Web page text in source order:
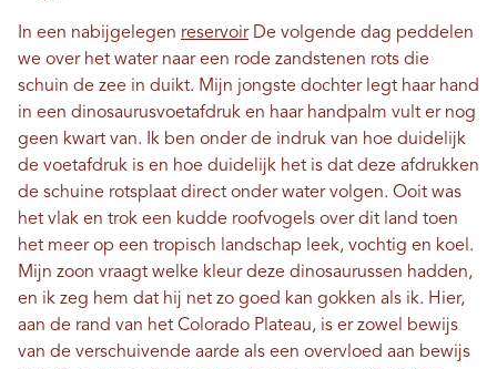
In een nabijgelegen reservoirDe volgende dag peddelen
we over het water naar een rode zandstenen rots die
schuin de zee in duikt. Mijn jongste dochter legt haar hand
in een dinosaurusvoetafdruk en haar handpalm vult er nog
geen kwart van. Ik ben onder de indruk van hoe duidelijk
de voetafdruk is en hoe duidelijk het is dat deze afdrukken
de schuine rotsplaat direct onder water volgen. Ooit was
het vlak en trok een kudde roofvogels over dit land toen
het meer op een tropisch landschap leek, vochtig en koel.
Mijn zoon vraagt ​​welke kleur deze dinosaurussen hadden,
en ik zeg hem dat hij net zo goed kan gokken als ik. Hier,
aan de rand van het Colorado Plateau, is er zowel bewijs
van de verschuivende aarde als een overvloed aan bewijs